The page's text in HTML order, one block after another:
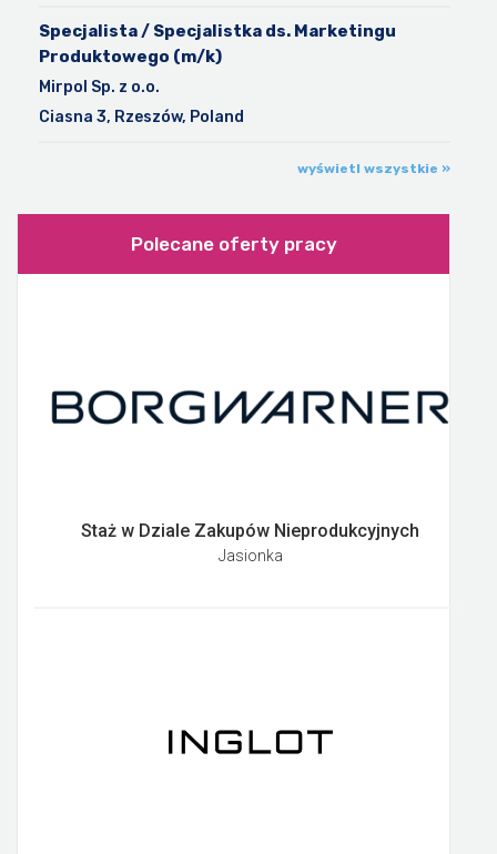
Specjalista / Specjalistka ds. Marketingu
Produktowego (m/k)
Mirpol Sp. z o.o.
Ciasna 3, Rzeszów, Poland
wyświetl wszystkie »
Polecane oferty pracy
Staż w Dziale Zakupów Nieprodukcyjnych
Jasionka